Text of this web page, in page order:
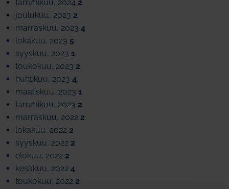
tammikuu, 2024 2
joulukuu, 2023 2
marraskuu, 2023 4
lokakuu, 2023 5
syyskuu, 2023 1
toukokuu, 2023 2
huhtikuu, 2023 4
maaliskuu, 2023 1
tammikuu, 2023 2
marraskuu, 2022 2
lokakuu, 2022 2
syyskuu, 2022 2
elokuu, 2022 2
kesäkuu, 2022 4
toukokuu, 2022 2